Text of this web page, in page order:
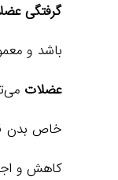
گرفتگی
باشد و
عضلات
خاص بدن
کاهش و